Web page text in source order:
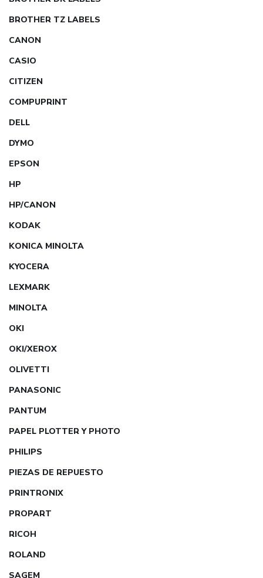
BROTHER TZ LABELS
CANON
CASIO
CITIZEN
COMPUPRINT
DELL
DYMO
EPSON
HP
HP/CANON
KODAK
KONICA MINOLTA
KYOCERA
LEXMARK
MINOLTA
OKI
OKI/XEROX
OLIVETTI
PANASONIC
PANTUM
PAPEL PLOTTER Y PHOTO
PHILIPS
PIEZAS DE REPUESTO
PRINTRONIX
PROPART
RICOH
ROLAND
SAGEM